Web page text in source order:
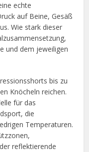
echte
auf Beine, Gesäß
Wie stark dieser
und dem jeweiligen
bis zu
Knöcheln reichen.
für das
die
Temperaturen.
reflektierende